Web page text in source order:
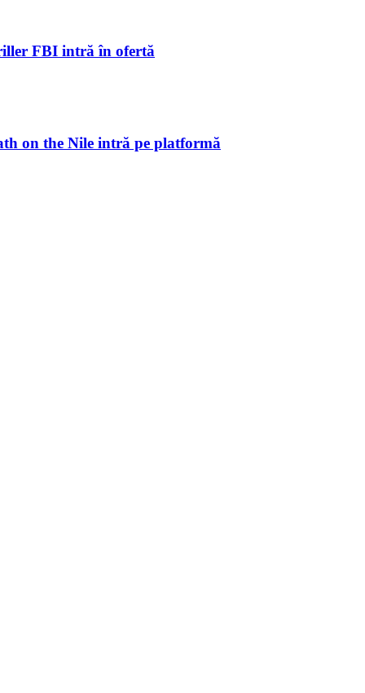
FBI intră în ofertă
on the Nile intră pe platformă